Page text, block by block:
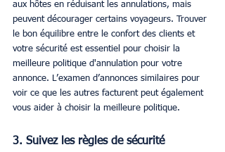
aux hôtes en réduisant les annulations, mais
peuvent décourager certains voyageurs. Trouver
le bon équilibre entre le confort des clients et
votre sécurité est essentiel pour choisir la
meilleure politique d'annulation pour votre
annonce. L’examen d’annonces similaires pour
voir ce que les autres facturent peut également
vous aider à choisir la meilleure politique.
3. Suivez les règles de sécurité